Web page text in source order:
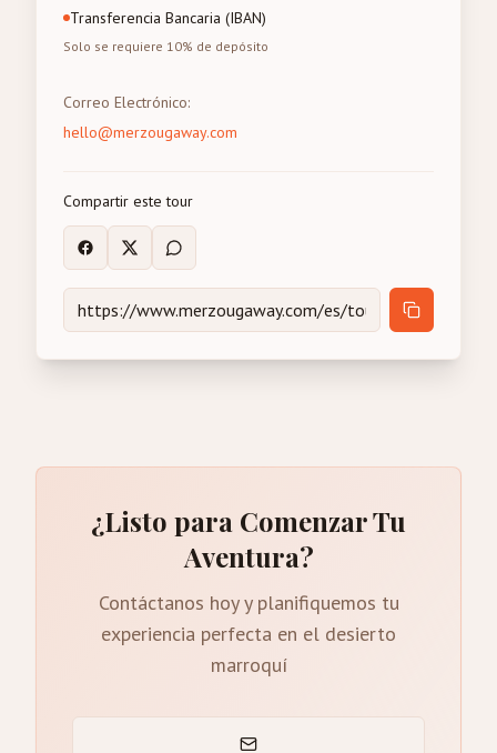
Transferencia Bancaria (IBAN)
Solo se requiere 10% de depósito
Correo Electrónico:
hello@merzougaway.com
Compartir este tour
¿Listo para Comenzar Tu
Aventura?
Contáctanos hoy y planifiquemos tu
experiencia perfecta en el desierto
marroquí